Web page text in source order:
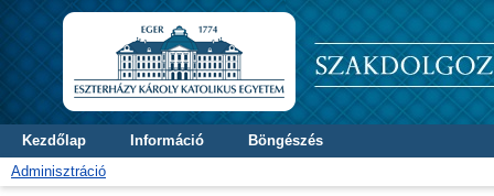
Kezdőlap Információ
Böngészés
Adminisztráció